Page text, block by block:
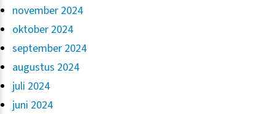
november 2024
oktober 2024
september 2024
augustus 2024
juli 2024
juni 2024